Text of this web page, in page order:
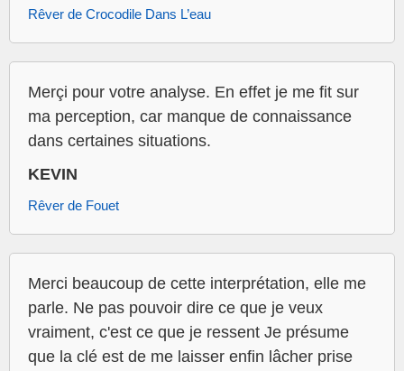
Rêver de Crocodile Dans L’eau
Merçi pour votre analyse. En effet je me fit sur
ma perception, car manque de connaissance
dans certaines situations.
KEVIN
Rêver de Fouet
Merci beaucoup de cette interprétation, elle me
parle. Ne pas pouvoir dire ce que je veux
vraiment, c'est ce que je ressent Je présume
que la clé est de me laisser enfin lâcher prise